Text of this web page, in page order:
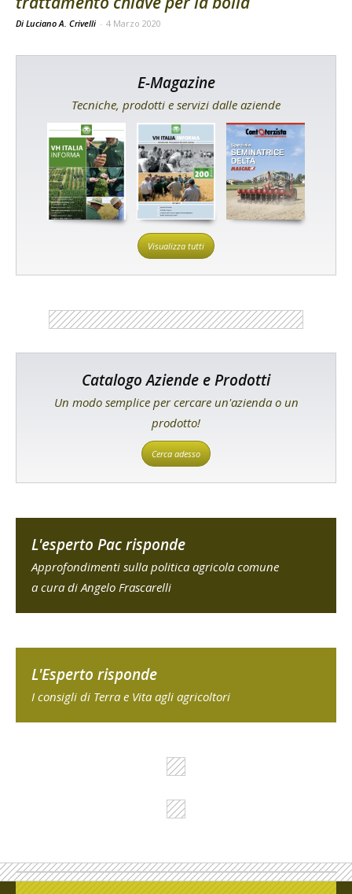
Di Luciano A. Crivelli - 4 Marzo 2020
E-Magazine
Tecniche, prodotti e servizi dalle aziende
Visualizza tutti
Catalogo Aziende e Prodotti
Un modo semplice per cercare un'azienda o un
prodotto!
Cerca adesso
L'esperto Pac risponde
Approfondimenti sulla politica agricola comune
a cura di Angelo Frascarelli
L'Esperto risponde
I consigli di Terra e Vita agli agricoltori